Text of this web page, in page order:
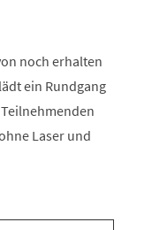
noch erhalten
ein Rundgang
Laser und